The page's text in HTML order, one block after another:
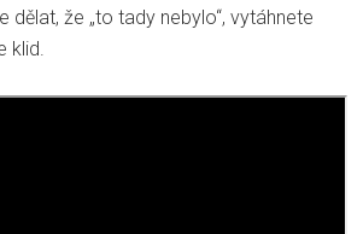
dělat, že „to tady nebylo“, vytáhnete
klid.